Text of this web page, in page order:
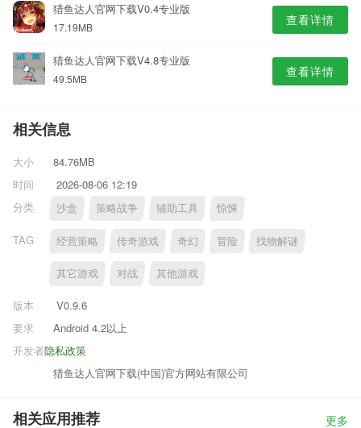
猎鱼达人官网下载V0.4专业版
17.19MB 查看详情
猎鱼达人官网下载V4.8专业版
49.5MB 查看详情
相关信息
大小
84.76MB
时间
2026-08-06 12:19
分类
沙盒 策略战争 辅助工具 惊悚
TAG 经营策略 传奇游戏 奇幻 冒险 找物解谜
其它游戏 对战 其他游戏
版本
V0.9.6
要求
Android 4.2以上
隐私政策
开发者
猎鱼达人官网下载(中国)官方网站有限公司
相关应用推荐 更多